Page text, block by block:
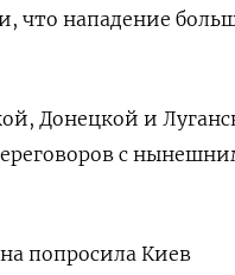
что нападение
Донецкой и
с
попросила Киев